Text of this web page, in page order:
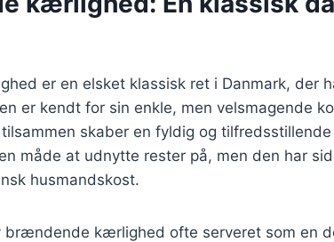
er en elsket klassisk ret i Danmark, der
er kendt for sin enkle, men velsmagende
skaber en fyldig og
måde at udnytte rester på, men den har
husmandskost.
brændende kærlighed ofte serveret som en